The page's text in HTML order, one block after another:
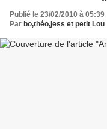
Publié le 23/02/2010 à 05:39
Par bo,théo,jess et petit Lou